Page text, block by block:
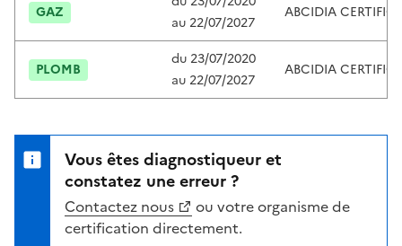
GAZ
au 22/07/2027
ABCIDIA
PLOMB
du 23/07/2020
au 22/07/2027
ABCIDIA
Vous êtes diagnostiqueur et
constatez une erreur ?
Contactez nous
ou votre organisme de
certification directement.